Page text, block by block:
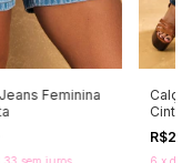
Feminina
Calça